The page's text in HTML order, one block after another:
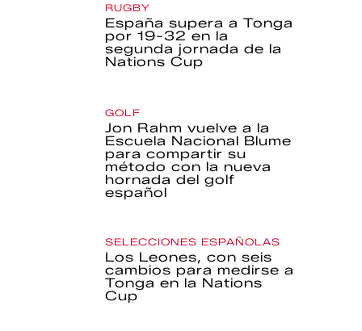
RUGBY
España supera a Tonga
por 19-32 en la
segunda jornada de la
Nations Cup
GOLF
Jon Rahm vuelve a la
Escuela Nacional Blume
para compartir su
método con la nueva
hornada del golf
español
SELECCIONES ESPAÑOLAS
Los Leones, con seis
cambios para medirse a
Tonga en la Nations
Cup